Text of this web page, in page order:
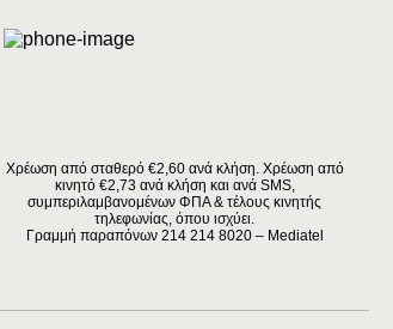
Χρέωση από σταθερό €2,60 ανά κλήση. Χρέωση από
κινητό €2,73 ανά κλήση και ανά SMS,
συμπεριλαμβανομένων ΦΠΑ & τέλους κινητής
τηλεφωνίας, όπου ισχύει.
Γραμμή παραπόνων 214 214 8020 – Mediatel